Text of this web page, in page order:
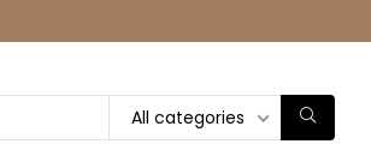
All categories